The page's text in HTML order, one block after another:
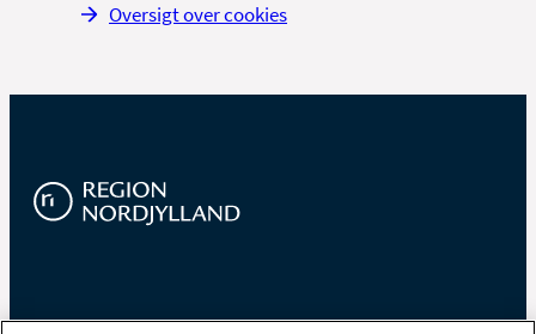
Oversigt over cookies